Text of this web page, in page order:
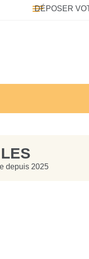
DÉPOSER
depuis 2025